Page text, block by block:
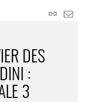
Lien
DES
:
3